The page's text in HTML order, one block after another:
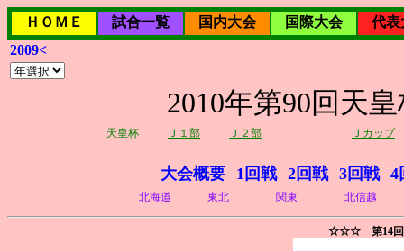
ＨＯＭＥ 試合一覧 国内大会 国際大会
代表
2009<
2010年第90回天
天皇杯 Ｊ１部 Ｊ２部 Ｊカップ
大会概要 1回戦 2回戦 3回戦 4
北海道 東北 関東 北信越
☆☆☆ 第14回